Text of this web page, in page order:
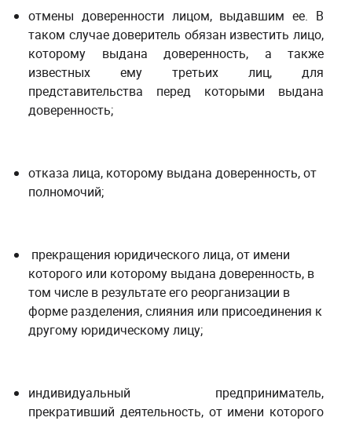
отмены доверенности лицом, выдавшим ее. В
таком случае доверитель обязан известить лицо,
которому выдана доверенность, а также
известных ему третьих лиц, для
представительства перед которыми выдана
доверенность;
отказа лица, которому выдана доверенность, от
полномочий;
прекращения юридического лица, от имени
которого или которому выдана доверенность, в
том числе в результате его реорганизации в
форме разделения, слияния или присоединения к
другому юридическому лицу;
индивидуальный предприниматель,
прекративший деятельность, от имени которого